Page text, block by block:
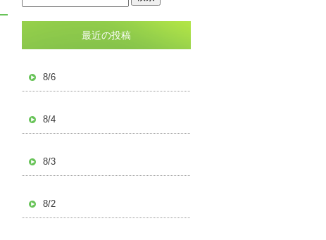
最近の投稿
8/6
8/4
8/3
8/2